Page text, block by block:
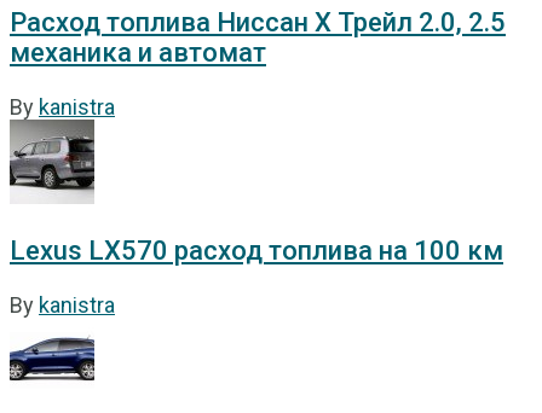
Расход топлива Ниссан Х Трейл 2.0, 2.5
механика и автомат
By kanistra
Lexus LX570 расход топлива на 100 км
By kanistra